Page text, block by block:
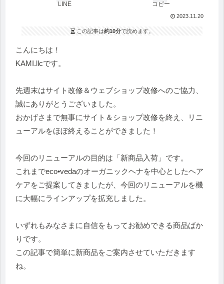
LINE コピー
2023.11.20
この記事は約10分で読めます。
こんにちは！
KAMI.llcです。
先週末はサイト改修＆ウェブショップ改修へのご協力、
誠にありがとうございました。
おかげさまで無事にサイト＆ショップ改修を終え、リニ
ューアルをほぼ終えることができました！
今回のリニューアルの目的は「新商品入荷」です。
これまでeco•vedaのオーガニックヘナを中心としたヘア
ケアをご提案してきましたが、今回のリニューアルを機
に大幅にラインアップを拡充しました。
いずれもみなさまに自信をもってお勧めできる商品ばか
りです。
この記事で簡単に新商品をご案内させていただきます
ね。